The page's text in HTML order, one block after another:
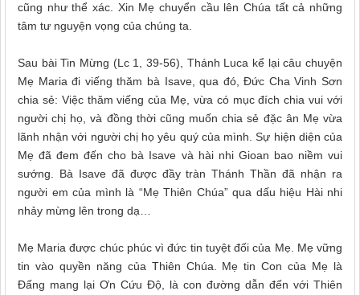
cũng như thể xác. Xin Mẹ chuyển cầu lên Chúa tất cả những
tâm tư nguyện vọng của chúng ta.
Sau bài Tin Mừng (Lc 1, 39-56) , Thánh Luca kể lại câu chuyện
Mẹ Maria đi viếng thăm bà Isave, qua đó, Đức Cha Vinh Sơn
chia sẻ: Việc thăm viếng của Mẹ, vừa có mục đích chia vui với
người chị họ, và đồng thời cũng muốn chia sẻ đặc ân Mẹ vừa
lãnh nhận với người chị họ yêu quý của mình. Sự hiện diện của
Mẹ đã đem đến cho bà Isave và hài nhi Gioan bao niềm vui
sướng. Bà Isave đã được đầy tràn Thánh Thần đã nhận ra
người em của mình là “Mẹ Thiên Chúa” qua dấu hiệu Hài nhi
nhảy mừng lên trong dạ…
Mẹ Maria được chúc phúc vì đức tin tuyệt đốicủa Mẹ. Mẹ vững
tin vào quyền năng của Thiên Chúa. Mẹ tin Con của Mẹ là
Đấng mang lại Ơn Cứu Độ, là con đường dẫn đến với Thiên